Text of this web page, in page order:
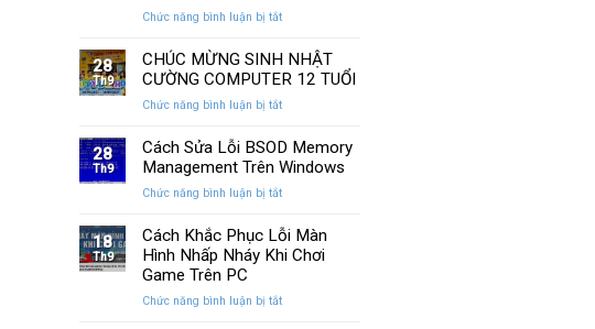
vệ
tính
của
khỏi
con
mắt
tò
Chức năng bình luận bị tắtở
chính
thức
hành
11
25H2:
lớn
với
cải
28
Th9
CHÚC MỪNG SINH NHẬT
CƯỜNG COMPUTER 12 TUỔI
Chức năng bình luận bị tắtở
MỪNG
SINH
CƯỜNG
12
TUỔI
28
Th9
Cách Sửa Lỗi BSOD Memory
Management Trên Windows
Chức năng bình luận bị tắtở
Sửa
Lỗi
Management
18
Th9
Cách Khắc Phục Lỗi Màn
Hình Nhấp Nháy Khi Chơi
Game Trên PC
Chức năng bình luận bị tắtở